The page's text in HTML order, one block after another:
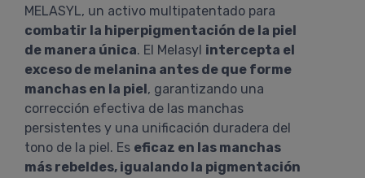
MELASYL, un activo multipatentado para
combatir la hiperpigmentación de la piel
de manera única. El Melasyl intercepta el
exceso de melanina antes de que forme
manchas en la piel, garantizando una
corrección efectiva de las manchas
persistentes y una unificación duradera del
tono de la piel. Es eficaz en las manchas
más rebeldes, igualando la pigmentación